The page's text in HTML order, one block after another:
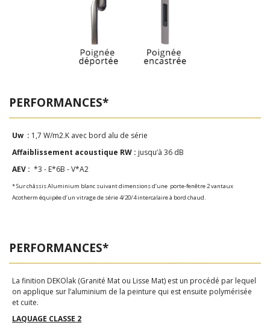
PERFORMANCES*
Uw : 1,7 W/m2.K avec bord alu de série
Affaiblissement acoustique RW : jusqu’à 36 dB
AEV : *3 - E*6B - V*A2
* Sur châssis Aluminium blanc suivant dimensions d’une porte-fenêtre 2 vantaux
Acotherm équipée d’un vitrage de série 4/20/4 intercalaire à bord chaud.
PERFORMANCES*
La finition DEKOlak (Granité Mat ou Lisse Mat) est un procédé par lequel
on applique sur l’aluminium de la peinture qui est ensuite polymérisée
et cuite.
LAQUAGE CLASSE 2